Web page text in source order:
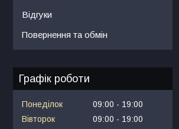
Відгуки
Повернення та обмін
Графік роботи
Понеділок 09:00
19:00
Вівторок
09:00
19:00